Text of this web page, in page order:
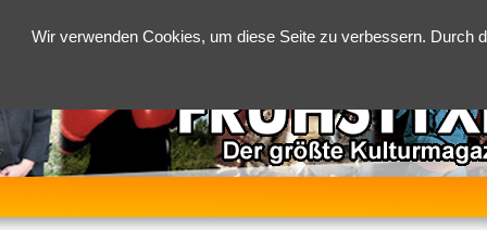
Wir verwenden Cookies, um diese Seite zu verbessern.